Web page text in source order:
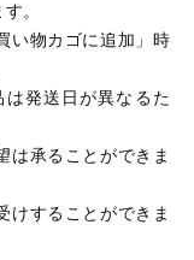
。
い物カゴに追加」時
発送日が異なるた
は承ることができま
けすることができま